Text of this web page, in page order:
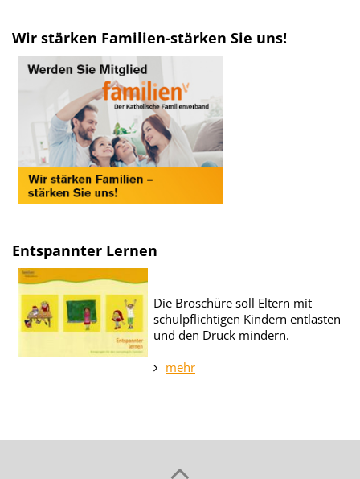
Wir stärken Familien-stärken Sie uns!
Entspannter Lernen
Die Broschüre soll Eltern mit
schulpflichtigen Kindern entlasten
und den Druck mindern.
mehr